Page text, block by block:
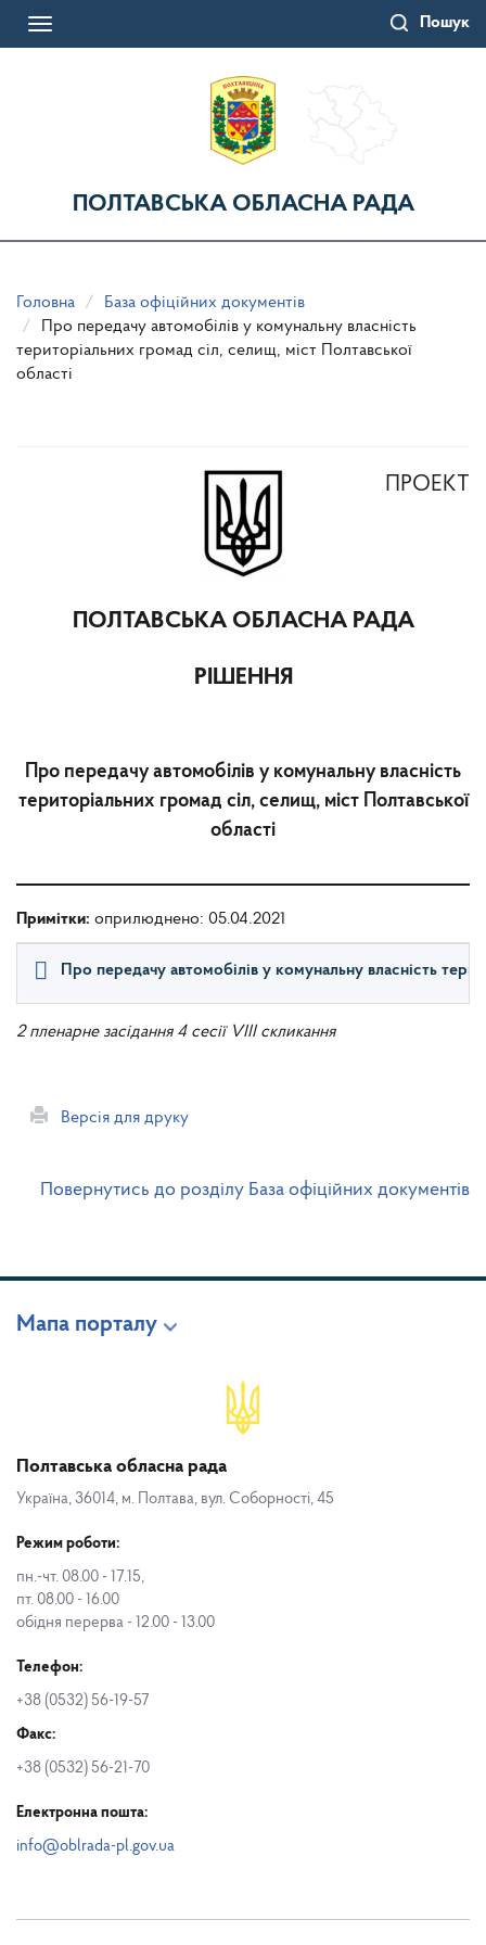
Пошук
Toggle
ПОЛТАВСЬКА ОБЛАСНА РАДА
Головна
База офіційних документів
Про передачу автомобілів у комунальну власність
територіальних громад сіл, селищ, міст Полтавської
області
ПРОЕКТ
ПОЛТАВСЬКА ОБЛАСНА РАДА
РІШЕННЯ
Про передачу автомобілів у комунальну власність
територіальних громад сіл, селищ, міст Полтавської
області
Примітки: оприлюднено: 05.04.2021
Про передачу автомобілів у комунальну власність
2 пленарне засідання 4 сесії VIII скликання
Версія для друку
Повернутись до розділу База офіційних документів
Мапа порталу
Полтавська обласна рада
Україна, 36014, м. Полтава, вул. Соборності, 45
Режим роботи:
пн.-чт. 08.00 - 17.15,
пт. 08.00 - 16.00
обідня перерва - 12.00 - 13.00
Телефон:
+38 (0532) 56-19-57
Факс:
+38 (0532) 56-21-70
Електронна пошта:
info@oblrada-pl.gov.ua